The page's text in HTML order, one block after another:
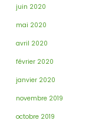
juin 2020
mai 2020
avril 2020
février 2020
janvier 2020
novembre 2019
octobre 2019